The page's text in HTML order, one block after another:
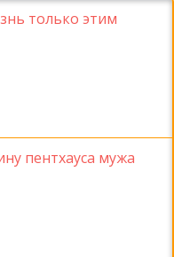
только этим
пентхауса мужа